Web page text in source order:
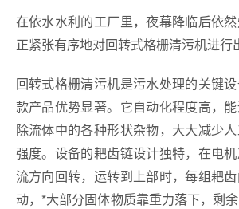
在依水水利的工厂里，夜幕降临后依
正紧张有序地对回转式格栅清污机进行
回转式格栅清污机是污水处理的关键
款产品优势显著。它自动化程度高，
除流体中的各种形状杂物，大大减少
强度。设备的耙齿链设计独特，在电
流方向回转，运转到上部时，每组耙
动，*大部分固体物质靠重力落下，剩